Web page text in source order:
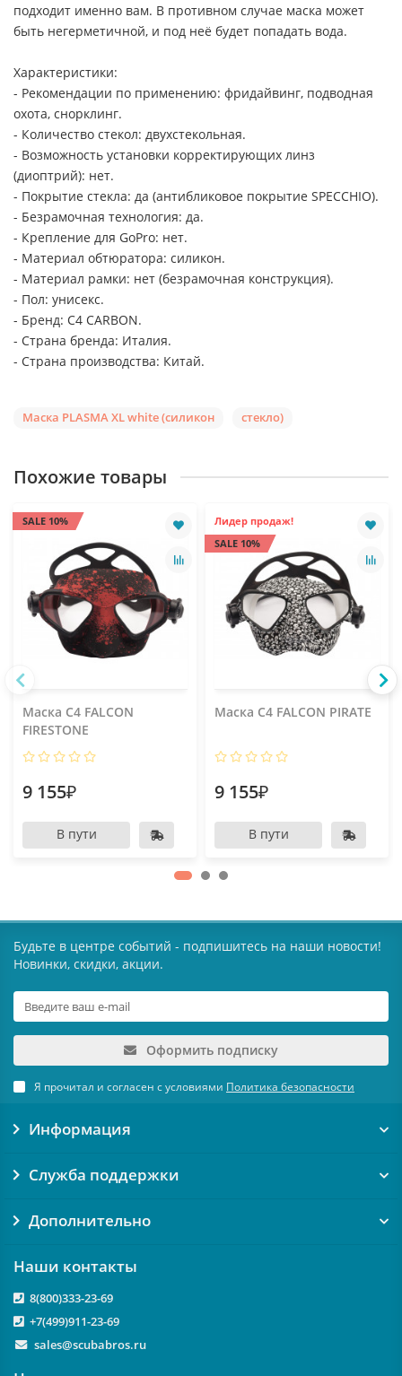
подходит именно вам. В противном случае маска может
быть негерметичной, и под неё будет попадать вода.
Характеристики:
- Рекомендации по применению: фридайвинг, подводная
охота, снорклинг.
- Количество стекол: двухстекольная.
- Возможность установки корректирующих линз
(диоптрий): нет.
- Покрытие стекла: да (антибликовое покрытие SPECCHIO).
- Безрамочная технология: да.
- Крепление для GoPro: нет.
- Материал обтюратора: силикон.
- Материал рамки: нет (безрамочная конструкция).
- Пол: унисекс.
- Бренд: C4 CARBON.
- Страна бренда: Италия.
- Страна производства: Китай.
Маска PLASMA XL white (силикон стекло)
Похожие товары
SALE 10%
Маска C4 FALCON
FIRESTONE
9 155₽
В пути
Лидер продаж!
SALE 10%
Маска C4 FALCON PIRATE
9 155₽
В пути
Будьте в центре событий - подпишитесь на наши новости!
Новинки, скидки, акции.
Оформить подписку
Я прочитал и согласен с условиями Политика безопасности
Информация
Служба поддержки
Дополнительно
Наши контакты
8(800)333-23-69
+7(499)911-23-69
sales@scubabros.ru